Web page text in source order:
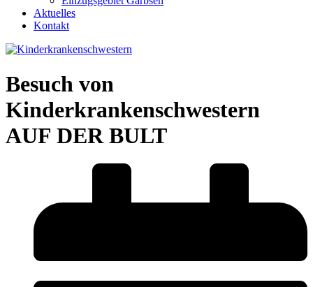
Aktuelles
Kontakt
Besuch von
Kinderkrankenschwestern
AUF DER BULT